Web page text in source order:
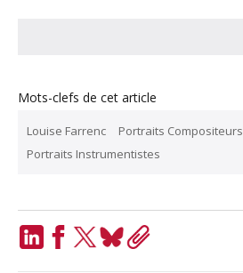
Mots-clefs de cet article
Louise Farrenc
Portraits Compositeurs
Portraits Instrumentistes